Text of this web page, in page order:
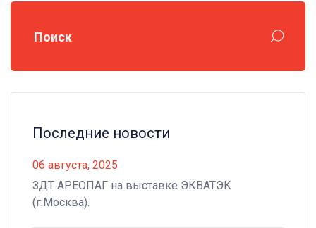
Поиск
Последние новости
06 августа, 2025
ЗДТ АРЕОПАГ на выставке ЭКВАТЭК
(г.Москва).